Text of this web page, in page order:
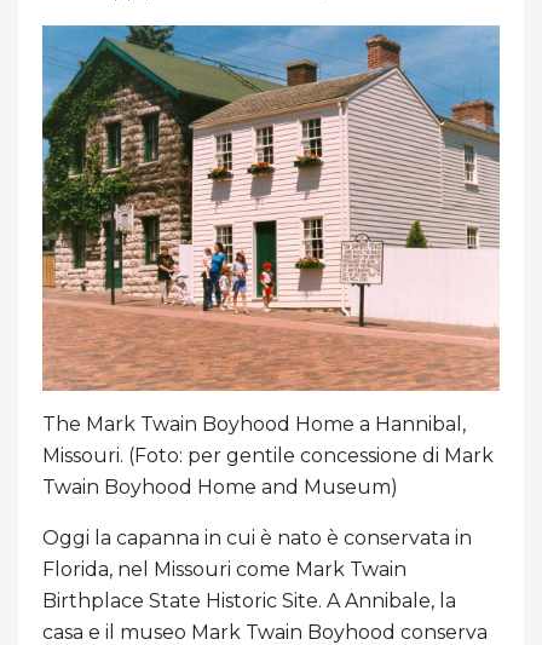
The Mark Twain Boyhood Home a Hannibal,
Missouri. (Foto: per gentile concessione di Mark
Twain Boyhood Home and Museum)
Oggi la capanna in cui è nato è conservata in
Florida, nel Missouri come Mark Twain
Birthplace State Historic Site. A Annibale, la
casa e il museo Mark Twain Boyhood conserva